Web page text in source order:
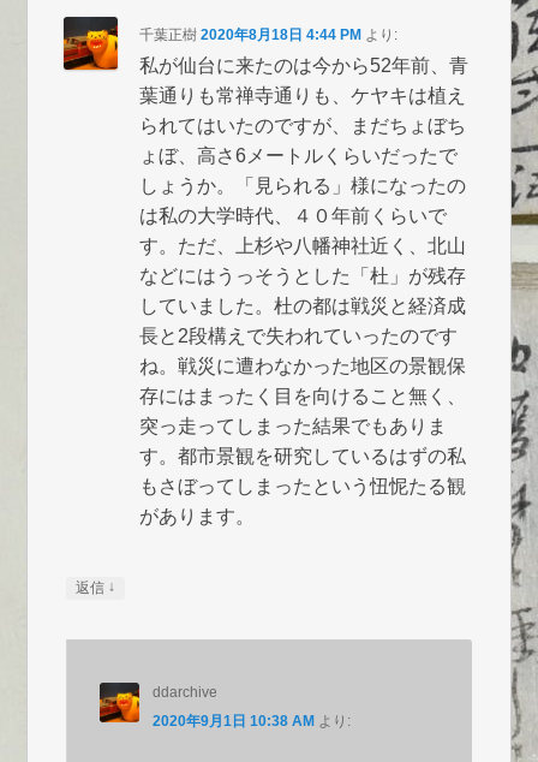
千葉正樹 2020年8月18日 4:44 PM より:
私が仙台に来たのは今から52年前、青
葉通りも常禅寺通りも、ケヤキは植え
られてはいたのですが、まだちょぼち
ょぼ、高さ6メートルくらいだったで
しょうか。「見られる」様になったの
は私の大学時代、４０年前くらいで
す。ただ、上杉や八幡神社近く、北山
などにはうっそうとした「杜」が残存
していました。杜の都は戦災と経済成
長と2段構えで失われていったのです
ね。戦災に遭わなかった地区の景観保
存にはまったく目を向けること無く、
突っ走ってしまった結果でもありま
す。都市景観を研究しているはずの私
もさぼってしまったという忸怩たる観
があります。
返信 ↓
ddarchive
2020年9月1日 10:38 AM より: